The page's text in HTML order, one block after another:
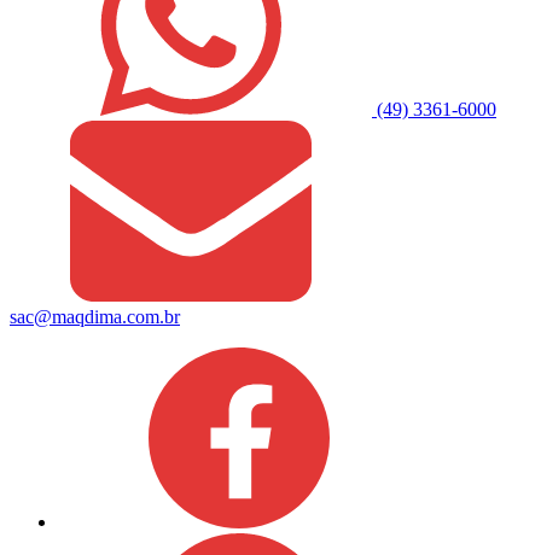
(49) 3361-6000
sac@maqdima.com.br